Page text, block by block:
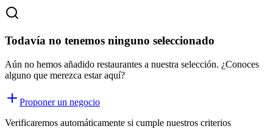
Todavía no tenemos ninguno seleccionado
Aún no hemos añadido restaurantes a nuestra selección. ¿Conoces
alguno que merezca estar aquí?
Proponer un negocio
Verificaremos automáticamente si cumple nuestros criterios